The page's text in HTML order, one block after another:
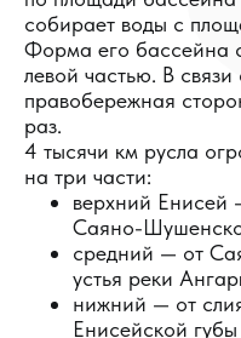
собирает воды с
Форма его бассейна
левой частью. В
правобережная
раз.
4 тысячи км русла
на три части:
верхний Енисей
Саяно-
средний — от
устья реки
нижний — от
Енисейской